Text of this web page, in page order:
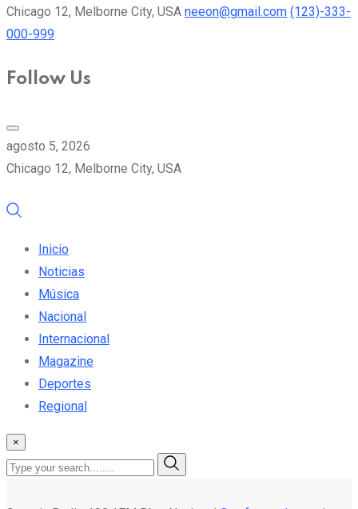
Chicago 12, Melborne City, USA neeon@gmail.com (123)-333-
000-999
Follow Us
agosto 5, 2026
Chicago 12, Melborne City, USA
Inicio
Noticias
Música
Nacional
Internacional
Magazine
Deportes
Regional
×